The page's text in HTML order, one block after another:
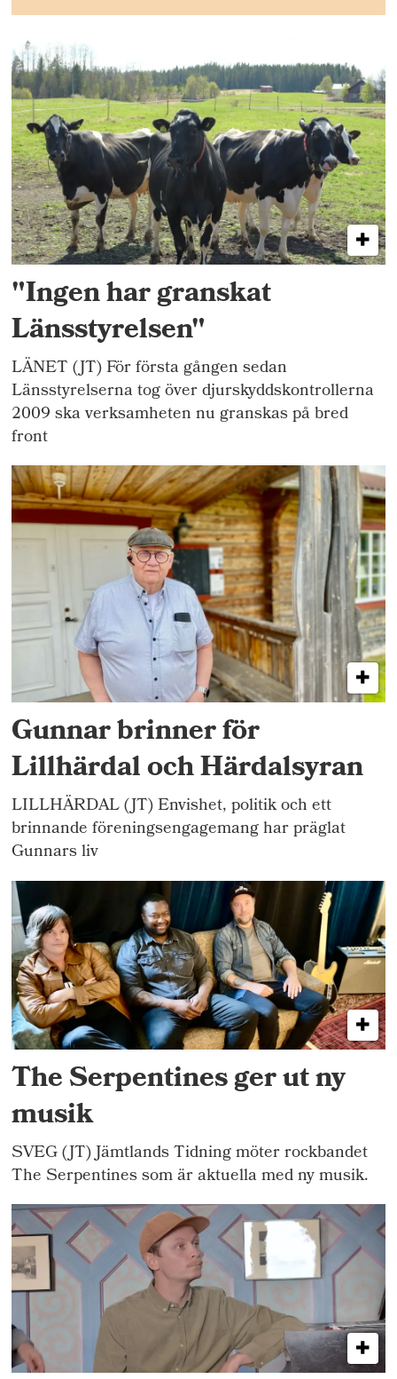
"Ingen har granskat
Länsstyrelsen"
LÄNET (JT) För första gången sedan
Länsstyrelserna tog över djurskyddskontrollerna
2009 ska verksamheten nu granskas på bred
front
Gunnar brinner för
Lillhärdal och Härdalsyran
LILLHÄRDAL (JT) Envishet, politik och ett
brinnande föreningsengagemang har präglat
Gunnars liv
The Serpentines ger ut ny
musik
SVEG (JT) Jämtlands Tidning möter rockbandet
The Serpentines som är aktuella med ny musik.